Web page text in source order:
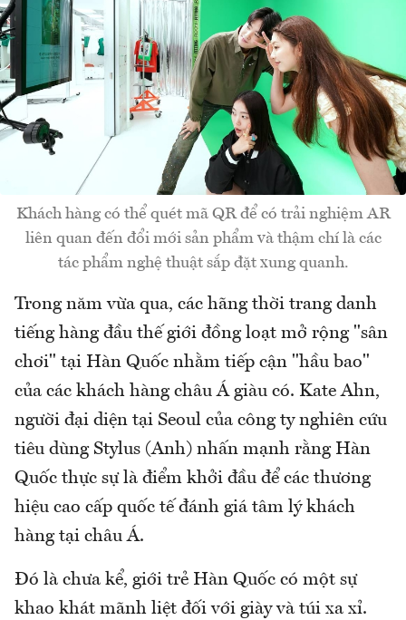
Khách hàng có thể quét mã QR để có trải nghiệm AR
liên quan đến đổi mới sản phẩm và thậm chí là các
tác phẩm nghệ thuật sắp đặt xung quanh.
Trong năm vừa qua, các hãng thời trang danh
tiếng hàng đầu thế giới đồng loạt mở rộng "sân
chơi" tại Hàn Quốc nhằm tiếp cận "hầu bao"
của các khách hàng châu Á giàu có. Kate Ahn,
người đại diện tại Seoul của công ty nghiên cứu
tiêu dùng Stylus (Anh) nhấn mạnh rằng Hàn
Quốc thực sự là điểm khởi đầu để các thương
hiệu cao cấp quốc tế đánh giá tâm lý khách
hàng tại châu Á.
Đó là chưa kể, giới trẻ Hàn Quốc có một sự
khao khát mãnh liệt đối với giày và túi xa xỉ.